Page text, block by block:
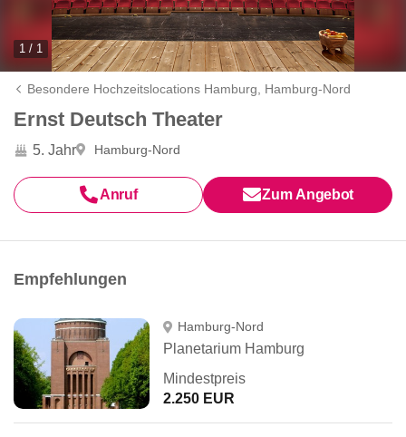
1 / 1
Besondere Hochzeitslocations Hamburg, Hamburg-Nord
Ernst Deutsch Theater
5. Jahr Hamburg-Nord
Anruf Zum Angebot
Empfehlungen
Hamburg-Nord
Planetarium Hamburg
Mindestpreis
2.250 EUR